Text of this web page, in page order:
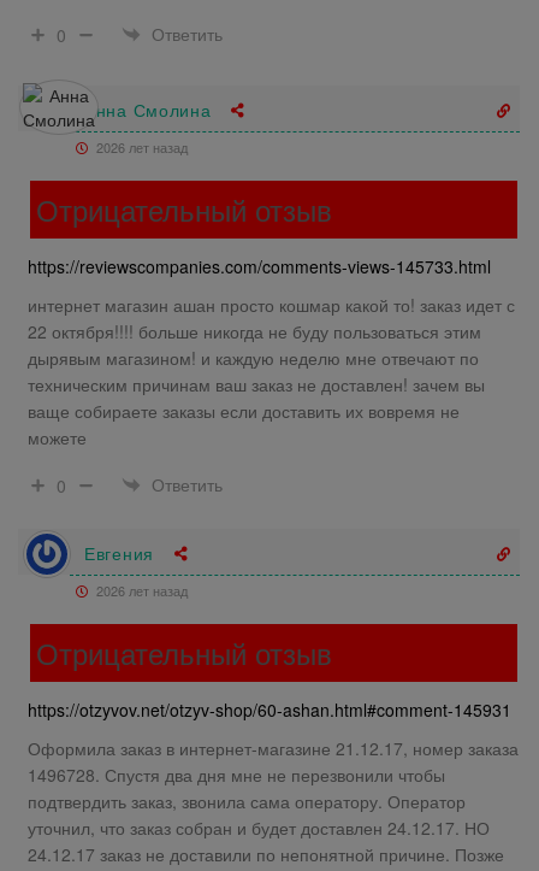
0
Ответить
Анна Смолина
2026 лет назад
Отрицательный отзыв
https://reviewscompanies.com/comments-views-145733.html
интернет магазин ашан просто кошмар какой то! заказ идет с
22 октября!!!! больше никогда не буду пользоваться этим
дырявым магазином! и каждую неделю мне отвечают по
техническим причинам ваш заказ не доставлен! зачем вы
ваще собираете заказы если доставить их вовремя не
можете
0
Ответить
Евгения
2026 лет назад
Отрицательный отзыв
https://otzyvov.net/otzyv-shop/60-ashan.html#comment-145931
Оформила заказ в интернет-магазине 21.12.17, номер заказа
1496728. Спустя два дня мне не перезвонили чтобы
подтвердить заказ, звонила сама оператору. Оператор
уточнил, что заказ собран и будет доставлен 24.12.17. НО
24.12.17 заказ не доставили по непонятной причине. Позже